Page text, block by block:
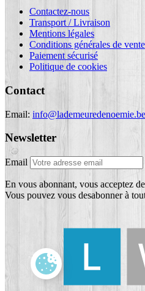
Contactez-nous
Transport / Livraison
Mentions légales
Conditions générales de vente
Paiement sécurisé
Politique de cookies
Contact
Email: info@lademeuredenoemie.be
Newsletter
Email
En vous abonnant, vous acceptez
Vous pouvez vous desabonner à